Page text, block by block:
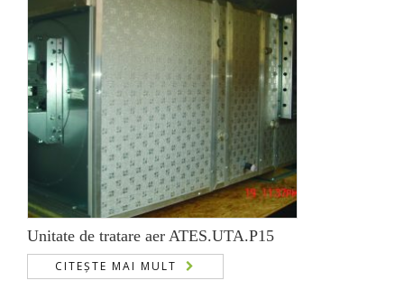
Unitate de tratare aer ATES.UTA.P15
CITEȘTE MAI MULT